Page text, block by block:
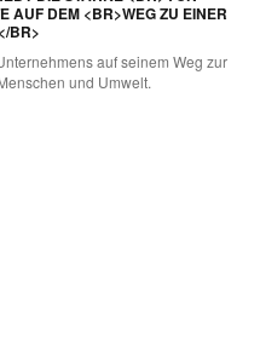
AUF DEM <BR>WEG ZU EINER
BR>
auf seinem Weg zur
und Umwelt.